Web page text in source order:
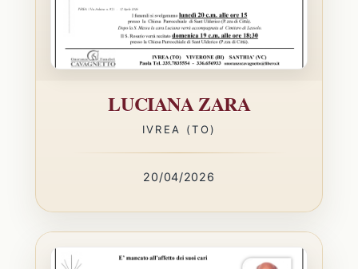
LUCIANA ZARA
IVREA (TO)
20/04/2026